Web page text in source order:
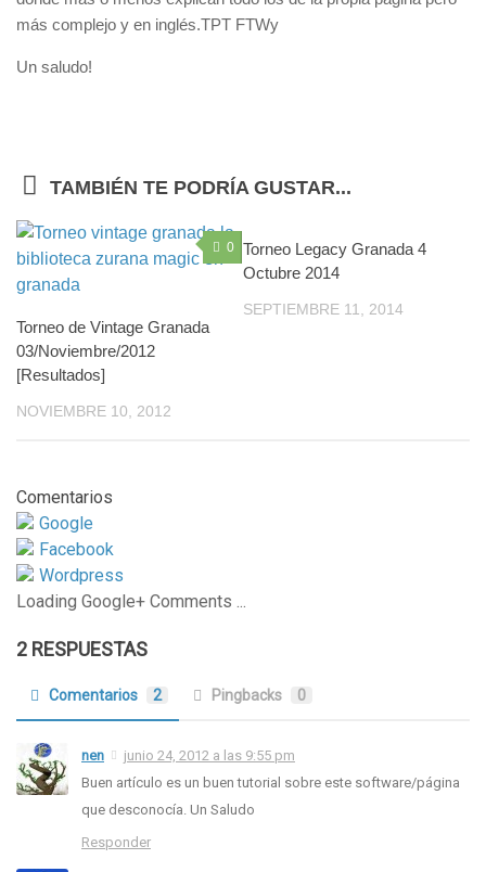
más complejo y en inglés.TPT FTWy
Un saludo!
TAMBIÉN TE PODRÍA GUSTAR...
0
Torneo de Vintage Granada
03/Noviembre/2012
[Resultados]
NOVIEMBRE 10, 2012
Torneo Legacy Granada 4
Octubre 2014
SEPTIEMBRE 11, 2014
Comentarios
Google
Facebook
Wordpress
Loading Google+ Comments ...
2 RESPUESTAS
Comentarios 2 Pingbacks 0
nen
junio 24, 2012 a las 9:55 pm
Buen artículo es un buen tutorial sobre este software/página
que desconocía. Un Saludo
Responder